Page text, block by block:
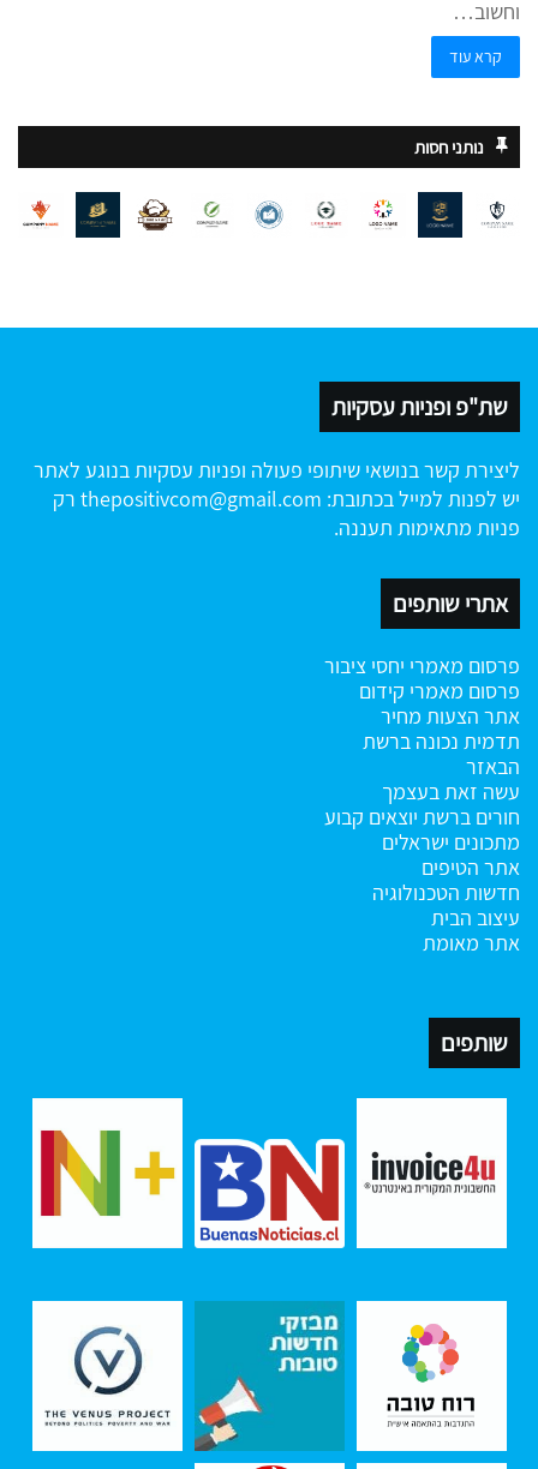
וחשוב…
קרא עוד
נותני חסות
שת"פ ופניות עסקיות
ליצירת קשר בנושאי שיתופי פעולה ופניות עסקיות בנוגע לאתר
יש לפנות למייל בכתובת: thepositivcom@gmail.com רק
פניות מתאימות תעננה.
אתרי שותפים
פרסום מאמרי יחסי ציבור
פרסום מאמרי קידום
אתר הצעות מחיר
תדמית נכונה ברשת
הבאזר
עשה זאת בעצמך
חורים ברשת יוצאים קבוע
מתכונים ישראלים
אתר הטיפים
חדשות הטכנולוגיה
עיצוב הבית
אתר מאומת
שותפים